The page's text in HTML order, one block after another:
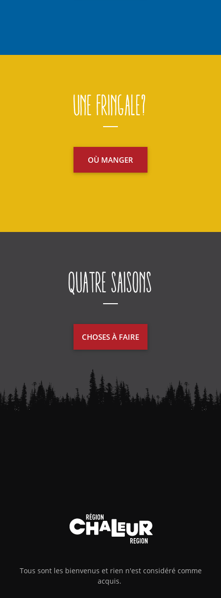
Une fringale?
OÙ MANGER
Quatre saisons
CHOSES À FAIRE
Tous sont les bienvenus et rien n'est considéré comme
acquis.